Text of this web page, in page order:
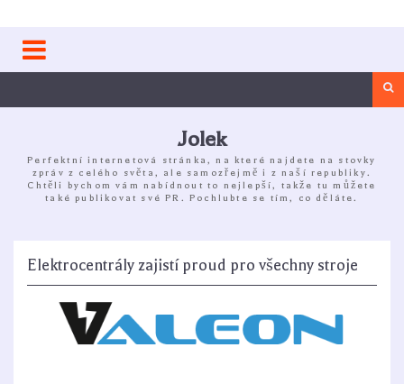
to
content
Jolek
Perfektní internetová stránka, na které najdete na stovky
zpráv z celého světa, ale samozřejmě i z naší republiky.
Chtěli bychom vám nabídnout to nejlepší, takže tu můžete
také publikovat své PR. Pochlubte se tím, co děláte.
Elektrocentrály zajistí proud pro všechny stroje